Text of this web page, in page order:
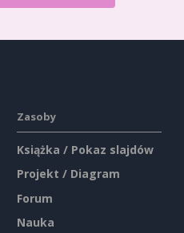
Zasoby
Książka / Pokaz slajdów
Projekt / Diagram
Forum
Nauka